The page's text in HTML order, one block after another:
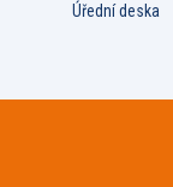
Úřední deska